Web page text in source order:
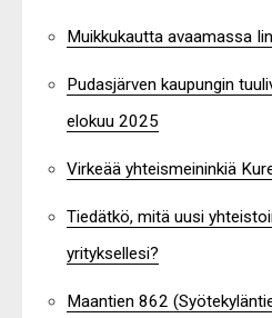
Muikkukautta avaamassa
Pudasjärven kaupungin
elokuu 2025
Virkeää yhteismeininkiä
Tiedätkö, mitä uusi
yrityksellesi?
Maantien 862